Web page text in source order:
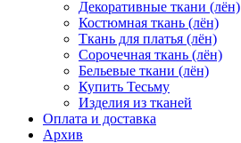
Декоративные ткани (лён)
Костюмная ткань (лён)
Ткань для платья (лён)
Сорочечная ткань (лён)
Бельевые ткани (лён)
Купить Тесьму
Изделия из тканей
Оплата и доставка
Архив